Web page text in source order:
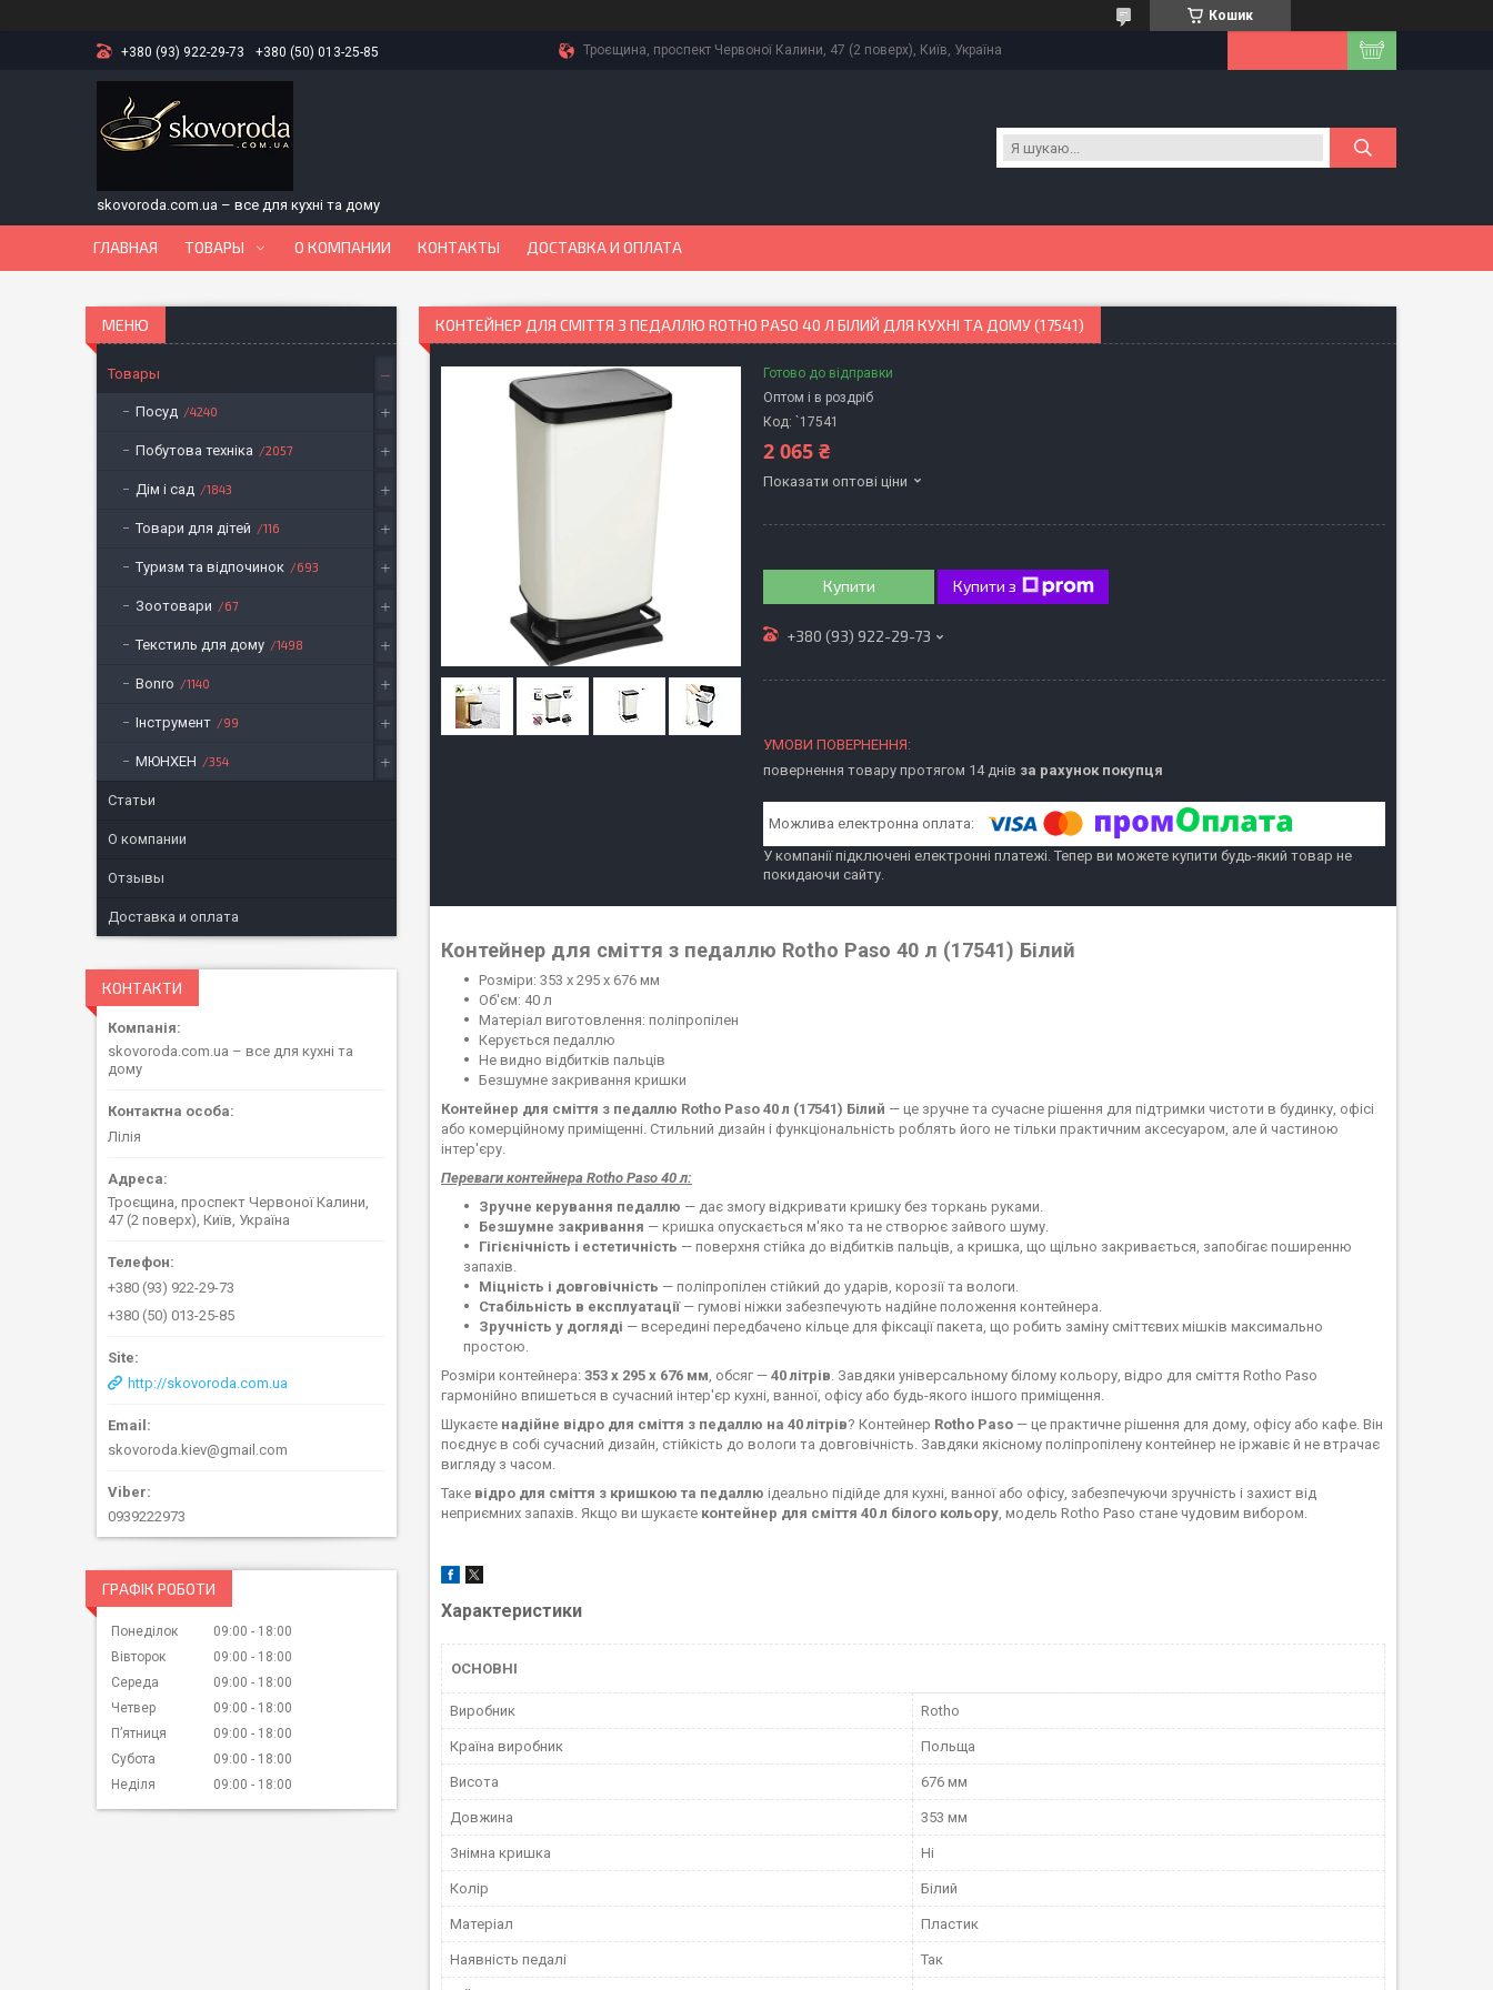
Кошик
+380 (93) 922-29-73 +380 (50) 013-25-85 Троєщина, проспект Червоної Калини, 47 (2 поверх), Київ, Україна
skovoroda.com.ua – все для кухні та дому
ГЛАВНАЯ ТОВАРЫ О КОМПАНИИ КОНТАКТЫ ДОСТАВКА И ОПЛАТА
КОНТЕЙНЕР ДЛЯ СМІТТЯ З ПЕДАЛЛЮ ROTHO PASO 40 Л БІЛИЙ ДЛЯ КУХНІ ТА ДОМУ (17541)
Готово до відправки
Оптом і в роздріб
Код: `17541
2 065 ₴
Показати оптові ціни
Купити Купити з
+380 (93) 922-29-73
повернення товару протягом 14 днів за рахунок покупця
У компанії підключені електронні платежі. Тепер ви можете купити будь-який товар не
покидаючи сайту.
Контейнер для сміття з педаллю Rotho Paso 40 л (17541) Білий
Розміри: 353 х 295 х 676 мм
Об'єм: 40 л
Матеріал виготовлення: поліпропілен
Керується педаллю
Не видно відбитків пальців
Безшумне закривання кришки
Контейнер для сміття з педаллю Rotho Paso 40 л (17541) Білий — це зручне та сучасне рішення для підтримки чистоти в будинку, офісі
або комерційному приміщенні. Стильний дизайн і функціональність роблять його не тільки практичним аксесуаром, але й частиною
інтер'єру.
Переваги контейнера Rotho Paso 40 л:
Зручне керування педаллю — дає змогу відкривати кришку без торкань руками.
Безшумне закривання — кришка опускається м'яко та не створює зайвого шуму.
Гігієнічність і естетичність — поверхня стійка до відбитків пальців, а кришка, що щільно закривається, запобігає поширенню
запахів.
Міцність і довговічність — поліпропілен стійкий до ударів, корозії та вологи.
Стабільність в експлуатації— гумові ніжки забезпечують надійне положення контейнера.
Зручність у догляді — всередині передбачено кільце для фіксації пакета, що робить заміну сміттєвих мішків максимально
простою.
Розміри контейнера: 353 х 295 х 676 мм , обсяг — 40 літрів . Завдяки універсальному білому кольору, відро для сміття Rotho Paso
гармонійно впишеться в сучасний інтер'єр кухні, ванної, офісу або будь-якого іншого приміщення.
Шукаєте надійне відро для сміття з педаллю на 40 літрів? Контейнер Rotho Paso — це практичне рішення для дому, офісу або кафе. Він
поєднує в собі сучасний дизайн, стійкість до вологи та довговічність. Завдяки якісному поліпропілену контейнер не іржавіє й не втрачає
вигляду з часом.
Таке відро для сміття з кришкою та педаллю ідеально підійде для кухні, ванної або офісу, забезпечуючи зручність і захист від
неприємних запахів. Якщо ви шукаєте контейнер для сміття 40 л білого кольору , модель Rotho Paso стане чудовим вибором.
Характеристики
ОСНОВНІ
Виробник Rotho
Країна виробник Польща
Висота 676 мм
Довжина 353 мм
Знімна кришка Ні
Колір Білий
Матеріал Пластик
Наявність педалі Так
Товары
Посуд 4240
Побутова техніка 2057
Дім і сад 1843
Товари для дітей 116
Туризм та відпочинок 693
Зоотовари 67
Текстиль для дому 1498
Bonro 1140
Інструмент 99
МЮНХЕН 354
Статьи
О компании
Отзывы
Доставка и оплата
КОНТАКТИ
skovoroda.com.ua – все для кухні та
дому
Лілія
Троєщина, проспект Червоної Калини,
47 (2 поверх), Київ, Україна
+380 (93) 922-29-73
+380 (50) 013-25-85
http://skovoroda.com.ua
skovoroda.kiev@gmail.com
0939222973
ГРАФІК РОБОТИ
Понеділок 09:00
18:00
Вівторок
09:00
18:00
Середа
09:00
18:00
Четвер
09:00
18:00
Пʼятниця
09:00
18:00
Субота
09:00
18:00
Неділя
09:00 18:00